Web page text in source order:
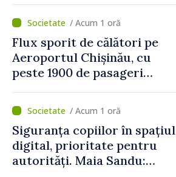
asupra economiei
/ Acum 1 oră
Flux sporit de călători pe
Aeroportul Chișinău, cu
peste 1900 de pasageri
de vârf a concediilor
/ Acum 1 oră
Siguranța copiilor în spațiul
digital, prioritate pentru
autorități. Maia Sandu: